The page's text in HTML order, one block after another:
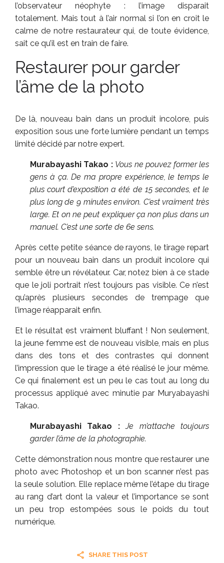
l’observateur néophyte : l’image disparait
totalement. Mais tout à l’air normal si l’on en croit le
calme de notre restaurateur qui, de toute évidence,
sait ce qu’il est en train de faire.
Restaurer pour garder
l’âme de la photo
De là, nouveau bain dans un produit incolore, puis
exposition sous une forte lumière pendant un temps
limité décidé par notre expert.
Murabayashi Takao : Vous ne pouvez former les
gens à ça. De ma propre expérience, le temps le
plus court d’exposition a été de 15 secondes, et le
plus long de 9 minutes environ. C’est vraiment très
large. Et on ne peut expliquer ça non plus dans un
manuel. C’est une sorte de 6e sens.
Après cette petite séance de rayons, le tirage repart
pour un nouveau bain dans un produit incolore qui
semble être un révélateur. Car, notez bien à ce stade
que le joli portrait n’est toujours pas visible. Ce n’est
qu’après plusieurs secondes de trempage que
l’image réapparait enfin.
Et le résultat est vraiment bluffant ! Non seulement,
la jeune femme est de nouveau visible, mais en plus
dans des tons et des contrastes qui donnent
l’impression que le tirage a été réalisé le jour même.
Ce qui finalement est un peu le cas tout au long du
processus appliqué avec minutie par Muryabayashi
Takao.
Murabayashi Takao :Je m’attache toujours
garder l’âme de la photographie.
Cette démonstration nous montre que restaurer une
photo avec Photoshop et un bon scanner n’est pas
la seule solution. Elle replace même l’étape du tirage
au rang d’art dont la valeur et l’importance se sont
un peu trop estompées sous le poids du tout
numérique.
SHARE THIS POST